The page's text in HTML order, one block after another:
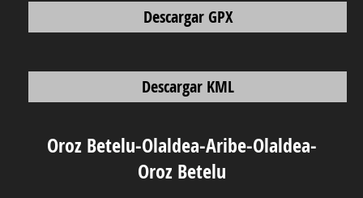
Descargar GPX
Descargar KML
Oroz Betelu-Olaldea-Aribe-Olaldea-
Oroz Betelu